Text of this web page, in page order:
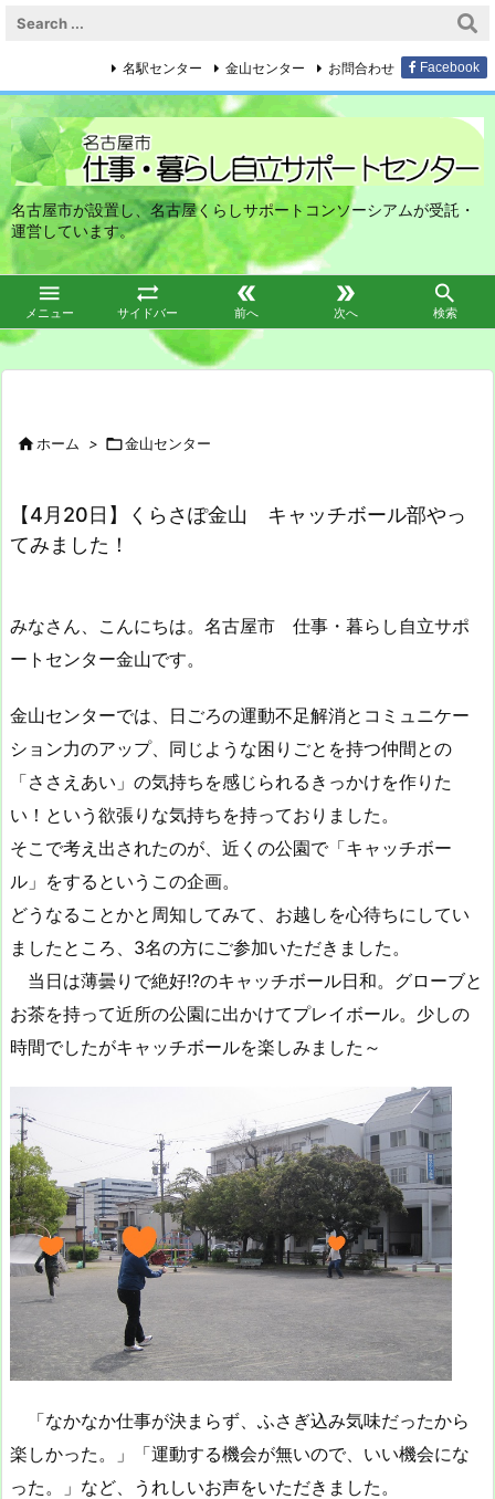
名古屋市が設置し、名古屋くらしサポートコンソーシアムが受託・
運営しています。

メニュー

サイドバー

前へ

次へ

検索
名駅センター 金山センター お問合わせ Facebook
ホーム > 金山センター
【4月20日】くらさぽ金山 キャッチボール部やっ
てみました！
みなさん、こんにちは。名古屋市 仕事・暮らし自立サポ
ートセンター金山です。
金山センターでは、日ごろの運動不足解消とコミュニケー
ション力のアップ、同じような困りごとを持つ仲間との
「ささえあい」の気持ちを感じられるきっかけを作りた
い！という欲張りな気持ちを持っておりました。
そこで考え出されたのが、近くの公園で「キャッチボー
ル」をするというこの企画。
どうなることかと周知してみて、お越しを心待ちにしてい
ましたところ、3名の方にご参加いただきました。
当日は薄曇りで絶好!?のキャッチボール日和。グローブと
お茶を持って近所の公園に出かけてプレイボール。少しの
時間でしたがキャッチボールを楽しみました～
「なかなか仕事が決まらず、ふさぎ込み気味だったから
楽しかった。」「運動する機会が無いので、いい機会にな
った。」など、うれしいお声をいただきました。